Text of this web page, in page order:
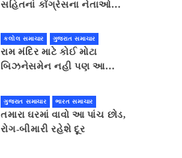
સહિતનાં કોંગ્રેસના નેતાઓ
ગાંધીનગર કૂચ કરવાની ચિમકી
કલોલ સમાચાર ગુજરાત સમાચાર
રામ મંદિર માટે કોઈ મોટા
બિઝનેસમેન નહી પણ આ
ગુજરાત સમાચાર ભારત સમાચાર
તમારા ઘરમાં વાવો આ પાંચ છોડ,
રોગ-બીમારી રહેશે દૂર